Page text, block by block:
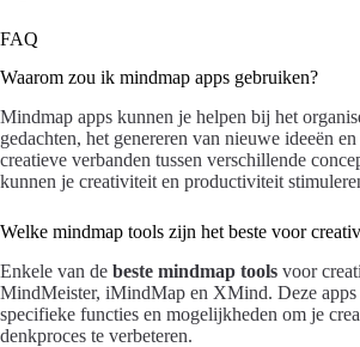
FAQ
Waarom zou ik mindmap apps gebruiken?
Mindmap apps kunnen je helpen bij het
gedachten, het genereren van nieuwe ideeën
creatieve verbanden tussen verschillende
kunnen je creativiteit en productiviteit
Welke mindmap tools zijn het beste voor
Enkele van de beste mindmap tools voor
MindMeister, iMindMap en XMind. Deze apps
specifieke functies en mogelijkheden om je
denkproces te verbeteren.